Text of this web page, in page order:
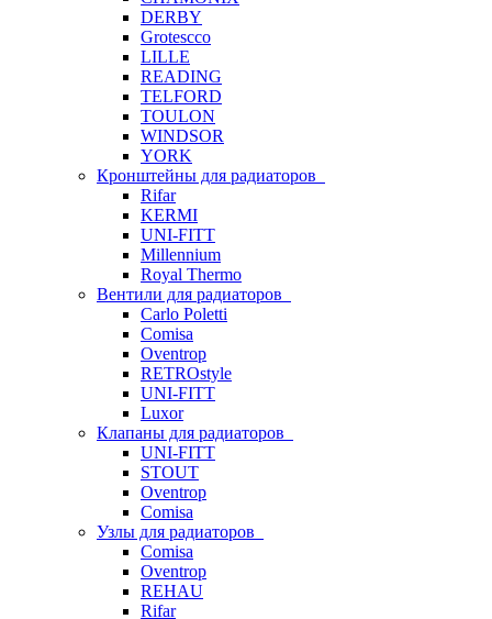
DERBY
Grotescco
LILLE
READING
TELFORD
TOULON
WINDSOR
YORK
Кронштейны для радиаторов
Rifar
KERMI
UNI-FITT
Millennium
Royal Thermo
Вентили для радиаторов
Carlo Poletti
Comisa
Oventrop
RETROstyle
UNI-FITT
Luxor
Клапаны для радиаторов
UNI-FITT
STOUT
Oventrop
Comisa
Узлы для радиаторов
Comisa
Oventrop
REHAU
Rifar